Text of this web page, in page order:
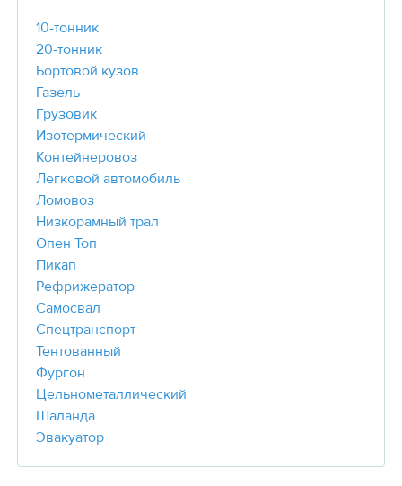
10-тонник
20-тонник
Бортовой кузов
Газель
Грузовик
Изотермический
Контейнеровоз
Легковой автомобиль
Ломовоз
Низкорамный трал
Опен Топ
Пикап
Рефрижератор
Самосвал
Спецтранспорт
Тентованный
Фургон
Цельнометаллический
Шаланда
Эвакуатор